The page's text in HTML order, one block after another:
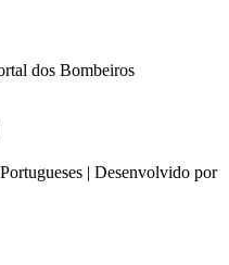
dos Bombeiros
| Desenvolvido por